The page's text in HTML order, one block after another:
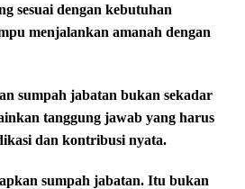
sesuai dengan kebutuhan
menjalankan amanah dengan
sumpah jabatan bukan sekadar
tanggung jawab yang harus
dan kontribusi nyata.
sumpah jabatan. Itu bukan